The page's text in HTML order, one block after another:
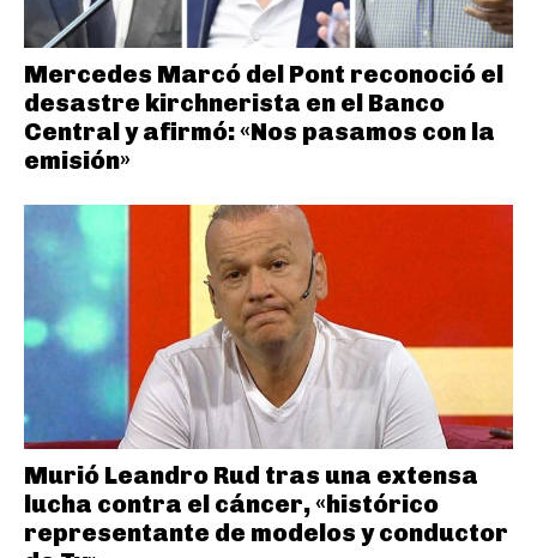
Mercedes Marcó del Pont reconoció el
desastre kirchnerista en el Banco
Central y afirmó: «Nos pasamos con la
emisión»
Murió Leandro Rud tras una extensa
lucha contra el cáncer, «histórico
representante de modelos y conductor